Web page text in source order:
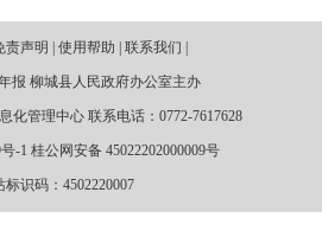
责声明 | 使用帮助 | 联系我们 |
报 柳城县人民政府办公室主办
化管理中心 联系电话：0772-7617628
-1 桂公网安备 45022202000009号
标识码：4502220007